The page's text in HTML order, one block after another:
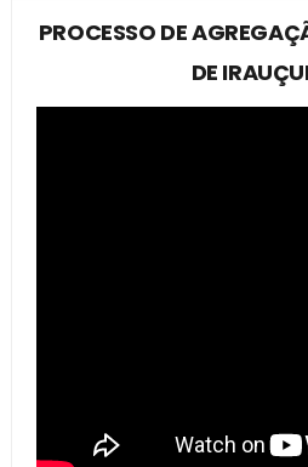
PROCESSO DE
DE